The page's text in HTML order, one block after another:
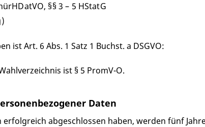
§§ 3 – 5 HStatG
ist Art. 6 Abs. 1 Satz 1 Buchst. a DSGVO:
ist § 5 PromV-O.
Daten
abgeschlossen haben, werden fünf